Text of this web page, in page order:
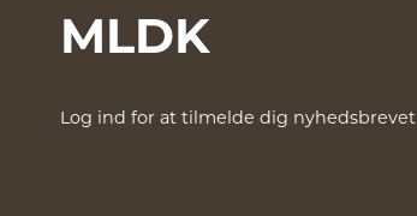
MLDK
Log ind for at tilmelde dig nyhedsbrevet